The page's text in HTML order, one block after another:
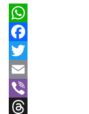
WhatsApp
Facebook
Twitter
Email
Viber